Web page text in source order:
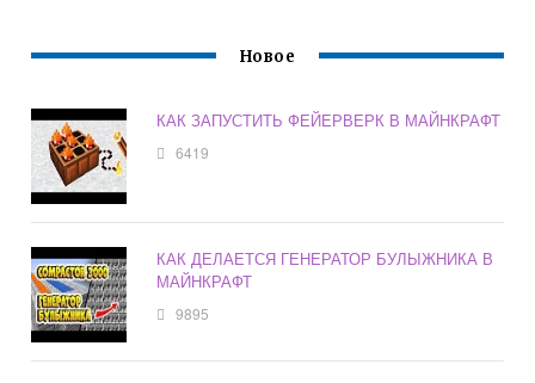
Новое
КАК ЗАПУСТИТЬ ФЕЙЕРВЕРК В МАЙНКРАФТ
6419
КАК ДЕЛАЕТСЯ ГЕНЕРАТОР БУЛЫЖНИКА В
МАЙНКРАФТ
9895